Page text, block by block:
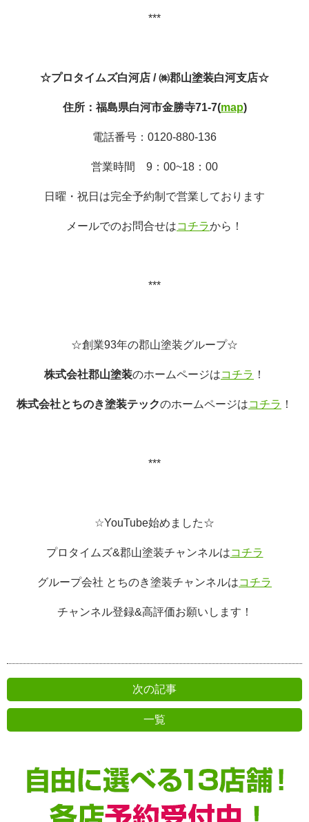
***
☆プロタイムズ白河店 /㈱郡山塗装白河支店☆
住所：福島県白河市金勝寺71-7(map)
電話番号： 0120-880-136
営業時間 9 ： 00~18 ： 00
日曜・祝日は完全予約制で営業しております
メールでのお問合せはコチラから！
***
☆創業93年の郡山塗装グループ☆
株式会社郡山塗装のホームページはコチラ ！
株式会社とちのき塗装テックのホームページはコチラ ！
***
☆YouTube始めました☆
プロタイムズ&郡山塗装チャンネルはコチラ
グループ会社 とちのき塗装チャンネルはコチラ
チャンネル登録&高評価お願いします！
次の記事
一覧